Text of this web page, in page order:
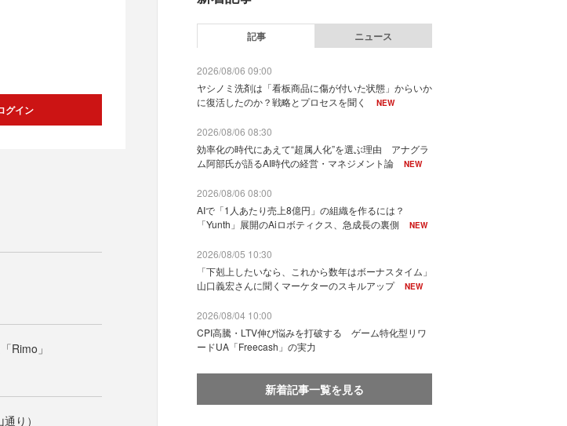
グイン
Rimo」
り）
記事 ニュース
2026/08/06 09:00
ヤシノミ洗剤は「看板商品に傷が付いた状態」からいか
に復活したのか？戦略とプロセスを聞く
NEW
2026/08/06 08:30
効率化の時代にあえて“超属人化”を選ぶ理由 アナグラ
ム阿部氏が語るAI時代の経営・マネジメント論
NEW
2026/08/06 08:00
AIで「1人あたり売上8億円」の組織を作るには？
「Yunth」展開のAiロボティクス、急成長の裏側
NEW
2026/08/05 10:30
「下剋上したいなら、これから数年はボーナスタイム」
山口義宏さんに聞くマーケターのスキルアップ
NEW
2026/08/04 10:00
CPI高騰・LTV伸び悩みを打破する ゲーム特化型リワ
ードUA「Freecash」の実力
新着記事一覧を見る